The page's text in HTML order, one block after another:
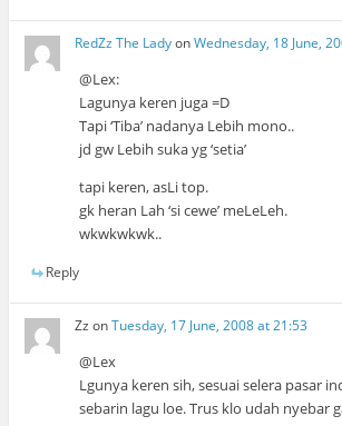
RedZz The LadyonWednesday, 18 June,
@Lex:
Lagunya keren juga =D
Tapi ‘Tiba’ nadanya Lebih mono..
jd gw Lebih suka yg ‘setia’
tapi keren, asLi top.
gk heran Lah ‘si cewe’ meLeLeh.
wkwkwkwk..
Reply
Zz onTuesday, 17 June, 2008 at 21:53
@Lex
Lgunya keren sih, sesuai selera pasar
sebarin lagu loe. Trus klo udah nyebar